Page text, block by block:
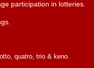
participation in lotteries.
quatro, trio & keno.